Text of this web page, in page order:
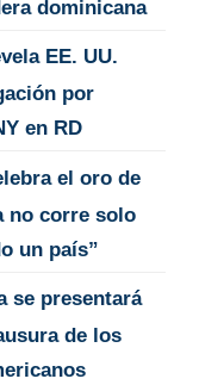
dominicana
EE. UU.
por
en RD
el oro de
no corre solo
un país”
se presentará
de los